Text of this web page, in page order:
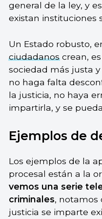
general de la ley, y
existan instituciones
Un Estado robusto,
ciudadanoscrean,
sociedad más justa
no haga falta
la justicia, no haya
impartirla, y se
Ejemplos de
Los ejemplos de la
procesal están a la
vemos una serie
criminales, notamos
justicia se imparte